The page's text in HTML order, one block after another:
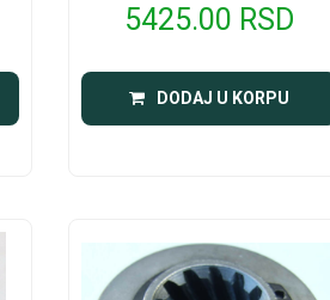
5425.00 RSD
DODAJ U KORPU